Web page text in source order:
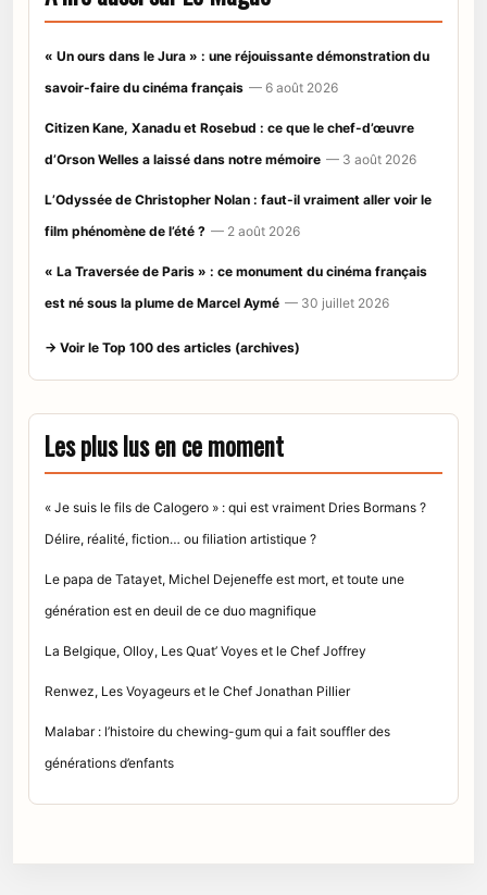
« Un ours dans le Jura » : une réjouissante démonstration du
savoir-faire du cinéma français — 6 août 2026
Citizen Kane, Xanadu et Rosebud : ce que le chef-d’œuvre
d’Orson Welles a laissé dans notre mémoire — 3 août 2026
L’Odyssée de Christopher Nolan : faut-il vraiment aller voir le
film phénomène de l’été ? — 2 août 2026
« La Traversée de Paris » : ce monument du cinéma français
est né sous la plume de Marcel Aymé — 30 juillet 2026
→ Voir le Top 100 des articles (archives)
Les plus lus en ce moment
« Je suis le fils de Calogero » : qui est vraiment Dries Bormans ?
Délire, réalité, fiction… ou filiation artistique ?
Le papa de Tatayet, Michel Dejeneffe est mort, et toute une
génération est en deuil de ce duo magnifique
La Belgique, Olloy, Les Quat’ Voyes et le Chef Joffrey
Renwez, Les Voyageurs et le Chef Jonathan Pillier
Malabar : l’histoire du chewing-gum qui a fait souffler des
générations d’enfants